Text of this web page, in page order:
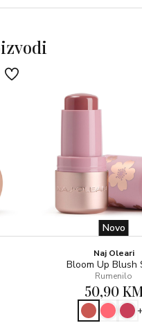
Novo
Naj Oleari
Bloom Up Blush
Rumenilo
50,90